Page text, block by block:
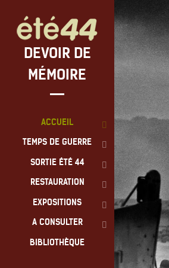
DEVOIR DE
MÉMOIRE
ACCUEIL
TEMPS DE GUERRE
SORTIE ÉTÉ 44
RESTAURATION
EXPOSITIONS
A CONSULTER
BIBLIOTHÈQUE